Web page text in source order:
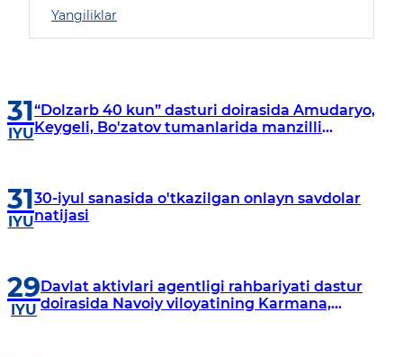
Yangiliklar
31
IYU
“Dolzarb 40 kun” dasturi doirasida Amudaryo,
Keygeli, Bo'zatov tumanlarida manzilli
31
IYU
30-iyul sanasida o'tkazilgan onlayn savdolar
natijasi
29
IYU
Davlat aktivlari agentligi rahbariyati dastur
doirasida Navoiy viloyatining Karmana,